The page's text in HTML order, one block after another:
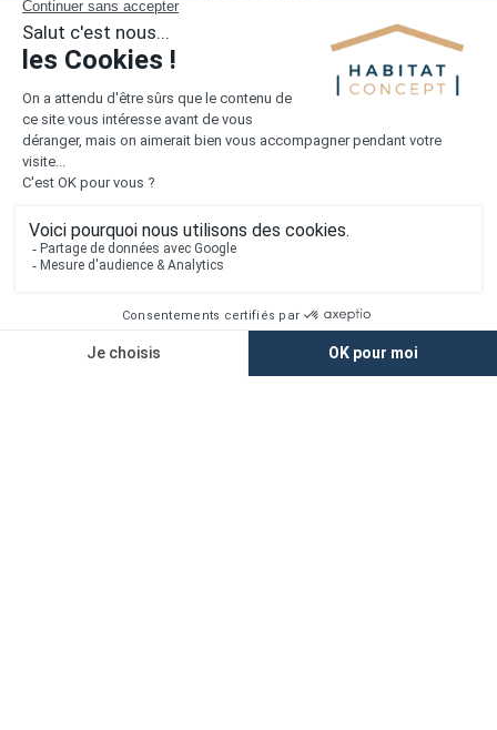
Vie privée
Plan du site
Accès rapide
Nos agences
Maisons + Terrains